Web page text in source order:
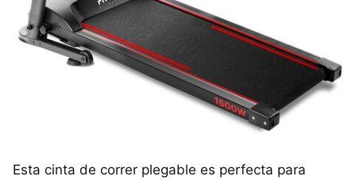
Esta cinta de correr plegable es perfecta para